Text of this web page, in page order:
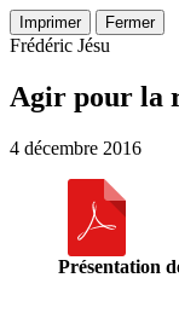
Frédéric Jésu
Agir pour la
4 décembre 2016
Présentation